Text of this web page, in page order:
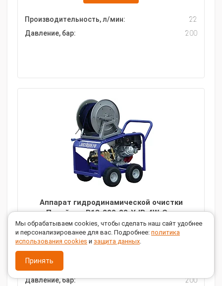
Производительность, л/мин:
22
Давление, бар:
200
Аппарат гидродинамической очистки
Посейдон B13-200-22-Y-IP-4W-Gun
ЗАКАЗАТЬ
Производительность, л/мин:
Давление, бар:
200
Мы обрабатываем cookies, чтобы сделать наш сайт удобнее
и персонализированее для вас. Подробнее: политика
использования cookies и защита данных.
Принять